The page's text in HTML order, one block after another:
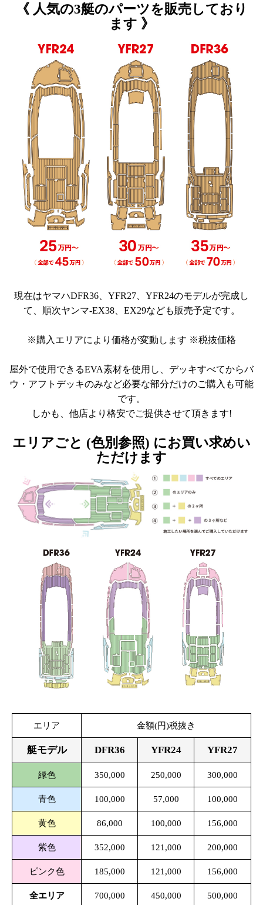
《 人気の3艇のパーツを販売しており
ます 》
現在はヤマハDFR36、YFR27、YFR24のモデルが完成し
て、順次ヤンマ-EX38、EX29なども販売予定です。
※購入エリアにより価格が変動します ※税抜価格
屋外で使用できるEVA素材を使用し、デッキすべてからバ
ウ・アフトデッキのみなど必要な部分だけのご購入も可能
です。
しかも、他店より格安でご提供させて頂きます!
エリアごと (色別参照) にお買い求めい
ただけます
エリア 金額(円)税抜き
艇モデル DFR36 YFR24 YFR27
緑色 350,000 250,000 300,000
青色 100,000 57,000 100,000
黄色 86,000 100,000 156,000
紫色 352,000 121,000 200,000
ピンク色 185,000 121,000 156,000
全エリア 700,000 450,000 500,000